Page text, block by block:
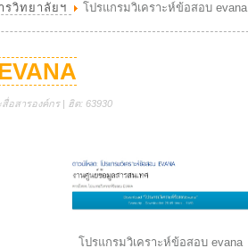
รวิทยาลัยฯ โปรแกรมวิเคราะห์ข้อสอบ evana
อสารองค์กร | ฮิต: 63930
โปรแกรมวิเคราะห์ข้อสอบ evana